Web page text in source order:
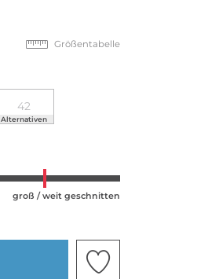
Größentabelle
42
Alternativen
groß / weit geschnitten